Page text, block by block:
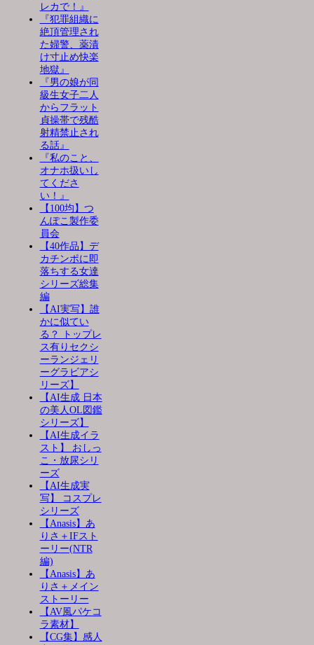
レカで！』
『犯罪組織に
絶頂管理され
た婦警、薬漬
け寸止め快楽
地獄』
『男の娘が同
級生女子二人
からフラット
貞操帯で残酷
射精禁止され
る話』
『私のこと、
オナホ扱いし
てくださ
い！』
【100均】つ
んぽこ製作委
員会
【40作品】デ
カチンポに即
落ちする女達
シリーズ総集
編
【AI実写】誰
かに似てい
る？ トップレ
ス有りセクシ
ーランジェリ
ーグラビアシ
リーズ】
【AI生成 日本
の美人OL図鑑
シリーズ】
【AI生成イラ
スト】 おしっ
こ・放尿シリ
ーズ
【AI生成実
写】 コスプレ
シリーズ
【Anasis】あ
りさ＋IFスト
ーリー(NTR
編)
【Anasis】あ
りさ＋メイン
ストーリー
【AV風パケコ
ラ素材】
【CG集】感人